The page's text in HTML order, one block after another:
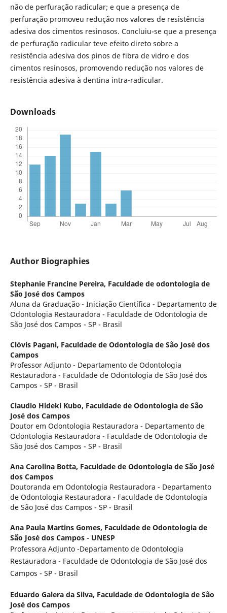
não de perfuração radicular; e que a presença de
perfuração promoveu redução nos valores de resistência
adesiva dos cimentos resinosos. Concluiu-se que a presença
de perfuração radicular teve efeito direto sobre a
resistência adesiva dos pinos de fibra de vidro e dos
cimentos resinosos, promovendo redução nos valores de
resistência adesiva à dentina intra-radicular.
Downloads
Author Biographies
Stephanie Francine Pereira, Faculdade de odontologia de
São José dos Campos
Aluna da Graduação - Iniciação Científica - Departamento de
Odontologia Restauradora - Faculdade de Odontologia de
São José dos Campos - SP - Brasil
Clóvis Pagani, Faculdade de Odontologia de São José dos
Campos
Professor Adjunto - Departamento de Odontologia
Restauradora - Faculdade de Odontologia de São José dos
Campos - SP - Brasil
Claudio Hideki Kubo, Faculdade de Odontologia de São
José dos Campos
Doutor em Odontologia Restauradora - Departamento de
Odontologia Restauradora - Faculdade de Odontologia de
São José dos Campos - SP - Brasil
Ana Carolina Botta, Faculdade de Odontologia de São José
dos Campos
Doutoranda em Odontologia Restauradora - Departamento
de Odontologia Restauradora - Faculdade de Odontologia
de São José dos Campos - SP - Brasil
Ana Paula Martins Gomes, Faculdade de Odontologia de
São José dos Campos - UNESP
Professora Adjunto -Departamento de Odontologia
Restauradora - Faculdade de Odontologia de São José dos
Campos - SP - Brasil
Eduardo Galera da Silva, Faculdade de Odontologia de São
José dos Campos